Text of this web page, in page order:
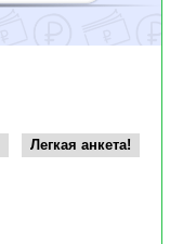
Легкая анкета!